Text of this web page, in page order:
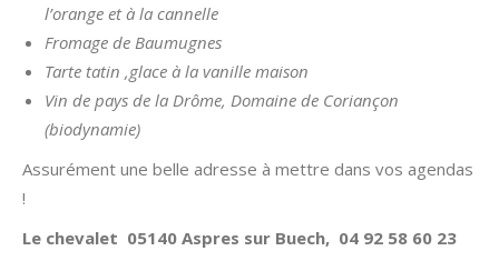
l’orange et à la cannelle
Fromage de Baumugnes
Tarte tatin ,glace à la vanille maison
Vin de pays de la Drôme, Domaine de Coriançon
(biodynamie)
Assurément une belle adresse à mettre dans vos agendas
!
Le chevalet 05140 Aspres sur Buech, 04 92 58 60 23